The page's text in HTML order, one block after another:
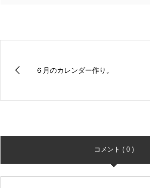
６月のカレンダー作り。
コメント ( 0 )